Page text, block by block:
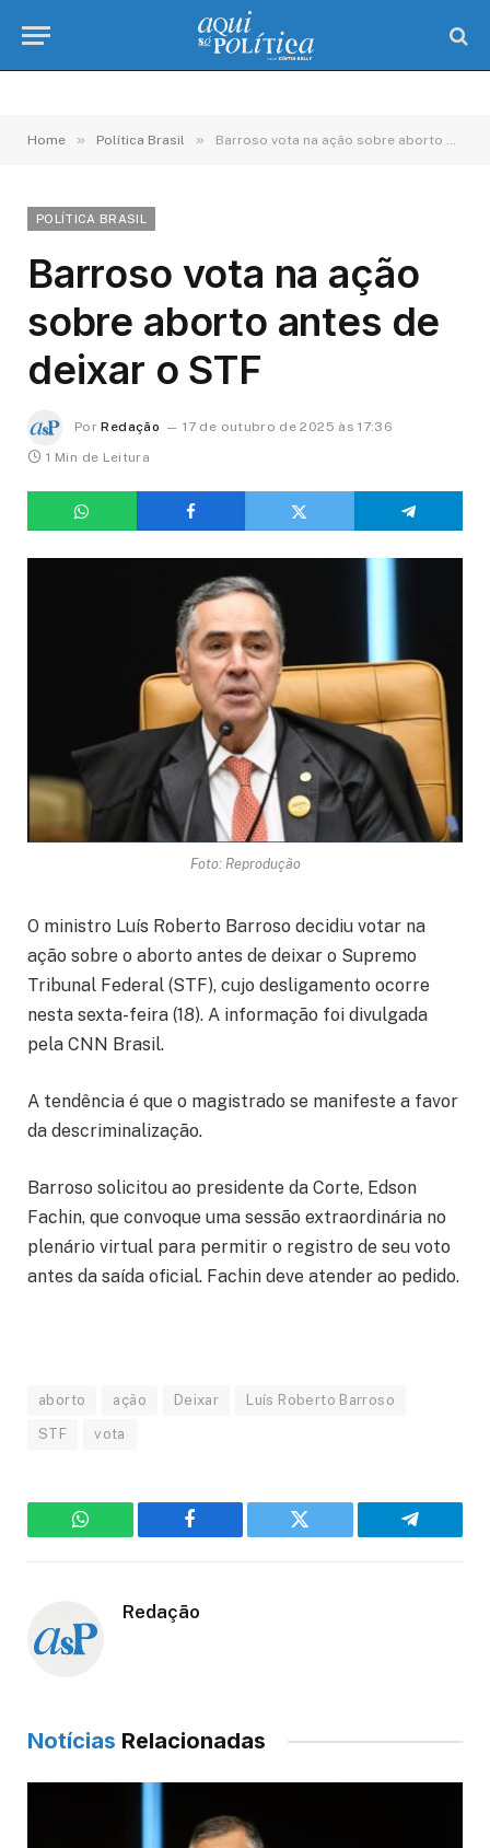
Home » Política Brasil » Barroso vota na ação sobre aborto antes de deixar o STF
POLÍTICA BRASIL
Barroso vota na ação
sobre aborto antes de
deixar o STF
Por Redação
17 de outubro de 2025 às 17:36
1 Min de Leitura
Foto: Reprodução
O ministro Luís Roberto Barroso decidiu votar na
ação sobre o aborto antes de deixar o Supremo
Tribunal Federal (STF), cujo desligamento ocorre
nesta sexta-feira (18). A informação foi divulgada
pela CNN Brasil.
A tendência é que o magistrado se manifeste a favor
da descriminalização.
Barroso solicitou ao presidente da Corte, Edson
Fachin, que convoque uma sessão extraordinária no
plenário virtual para permitir o registro de seu voto
antes da saída oficial. Fachin deve atender ao pedido.
aborto ação Deixar Luís Roberto Barroso
STF vota
WhatsApp Facebook Twitter Telegram
Redação
Notícias Relacionadas